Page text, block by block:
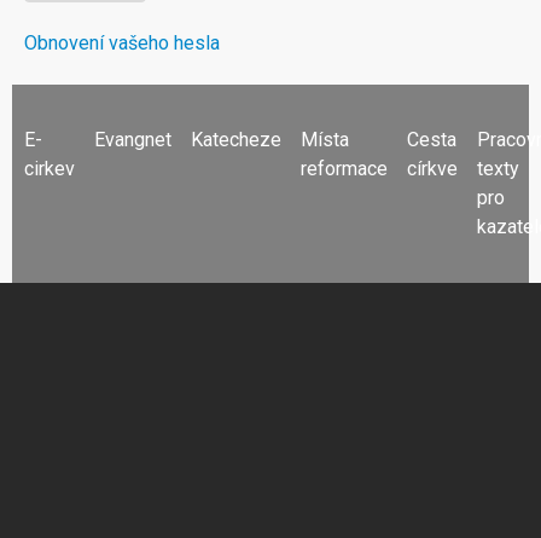
Obnovení vašeho hesla
FOOTER
MENU
E-
cirkev
Evangnet Katecheze
Místa
reformace
Cesta
církve
texty
pro